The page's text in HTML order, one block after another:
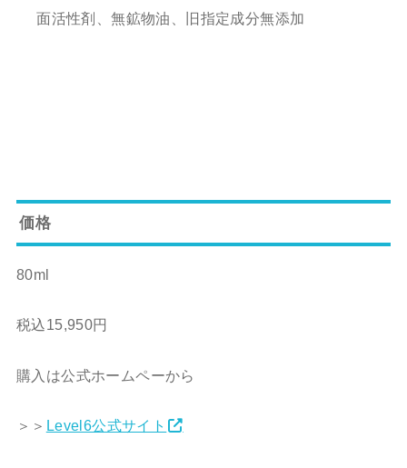
面活性剤、無鉱物油、旧指定成分無添加
価格
80ml
税込15,950円
購入は公式ホームペーから
＞＞ Level6公式サイト